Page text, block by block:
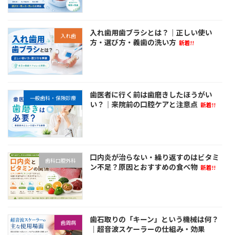
入れ歯
入れ歯用歯ブラシとは？｜正しい使い
方・選び方・義歯の洗い方 新着!!
一般歯科・保険診療
歯医者に行く前は歯磨きしたほうがい
い？｜来院前の口腔ケアと注意点 新着!!
歯科口腔外科
口内炎が治らない・繰り返すのはビタミ
ン不足？原因とおすすめの食べ物 新着!!
歯周病
歯石取りの「キーン」という機械は何？
｜超音波スケーラーの仕組み・効果